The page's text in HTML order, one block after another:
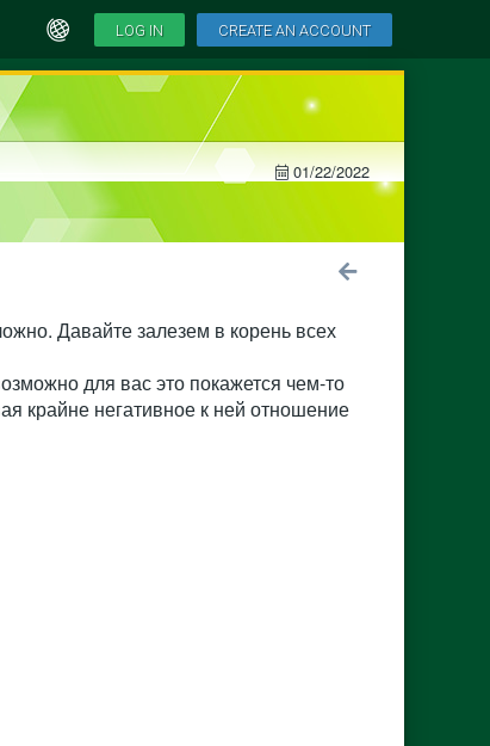
LOG IN CREATE AN ACCOUNT
01/22/2022
Давайте залезем в корень всех
для вас это покажется чем-то
крайне негативное к ней отношение